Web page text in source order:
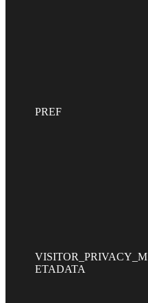
PREF
VISITOR_PRIVACY_M
ETADATA